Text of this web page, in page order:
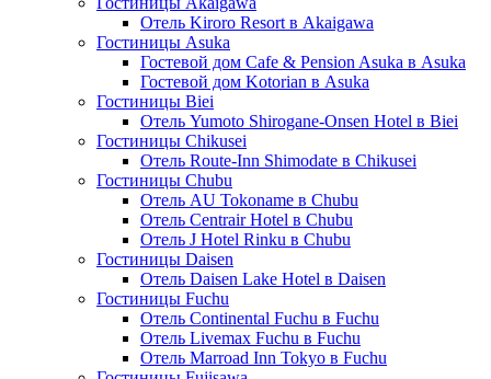
Отель Kiroro Resort в Akaigawa
Гостиницы Asuka
Гостевой дом Cafe & Pension Asuka в Asuka
Гостевой дом Kotorian в Asuka
Гостиницы Biei
Отель Yumoto Shirogane-Onsen Hotel в Biei
Гостиницы Chikusei
Отель Route-Inn Shimodate в Chikusei
Гостиницы Chubu
Отель AU Tokoname в Chubu
Отель Centrair Hotel в Chubu
Отель J Hotel Rinku в Chubu
Гостиницы Daisen
Отель Daisen Lake Hotel в Daisen
Гостиницы Fuchu
Отель Continental Fuchu в Fuchu
Отель Livemax Fuchu в Fuchu
Отель Marroad Inn Tokyo в Fuchu